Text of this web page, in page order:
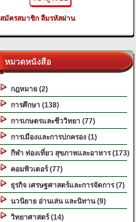
สมัครสมาชิก ลืมรหัสผ่าน
หมวดหนังสือ
กฎหมาย (2)
การศึกษา (138)
การเกษตรและชีววิทยา (77)
การเมืองและการปกครอง (1)
กีฬา ท่องเที่ยว สุขภาพและอาหาร (173)
คอมพิวเตอร์ (77)
ธุรกิจ เศรษฐศาสตร์และการจัดการ (7)
นวนิยาย อ่านเล่น และนิทาน (9)
วิทยาศาสตร์ (14)